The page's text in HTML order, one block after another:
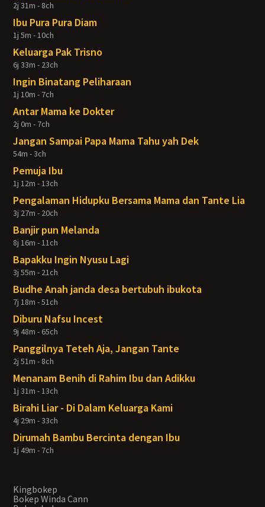
2j 31m - 8ch
Ibu Pura Pura Diam
1j 5m - 10ch
Keluarga Pak Trisno
6j 33m - 23ch
Ingin Binatang Peliharaan
1j 10m - 7ch
Antar Mama ke Dokter
2j 0m - 7ch
Jangan Sampai Papa Mama Tahu yah Dek
54m - 3ch
Pemuja Ibu
1j 12m - 13ch
Pengalaman Hidupku Bersama Mama dan Tante Lia
3j 27m - 20ch
Banjir pun Melanda
8j 16m - 11ch
Bapakku Ingin Nyusu Lagi
3j 55m - 21ch
Budhe Anah janda desa bertubuh ibukota
7j 18m - 51ch
Diburu Nafsu Incest
9j 48m - 65ch
Panggilnya Teteh Aja, Jangan Tante
2j 51m - 8ch
Menanam Benih di Rahim Ibu dan Adikku
1j 31m - 13ch
Birahi Liar - Di Dalam Keluarga Kami
4j 29m - 33ch
Dirumah Bambu Bercinta dengan Ibu
1j 49m - 7ch
Kingbokep
Bokep Winda Cann